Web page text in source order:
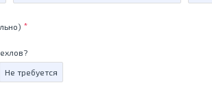
Не требуется